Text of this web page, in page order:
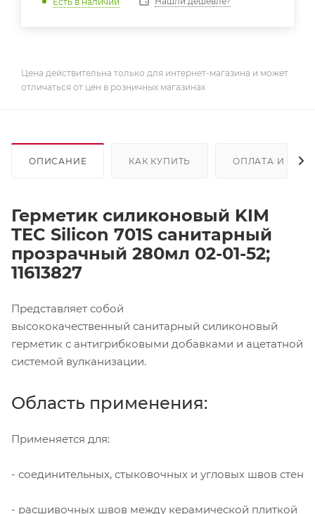
Цена действительна только для интернет-магазина и может
отличаться от цен в розничных магазинах
ОПИСАНИЕ КАК КУПИТЬ ОПЛАТА И
Герметик силиконовый KIM
TEC Silicon 701S санитарный
прозрачный 280мл 02-01-52;
11613827
Представляет собой
высококачественный санитарный силиконовый
герметик с антигрибковыми добавками и ацетатной
системой вулканизации.
Область применения:
Применяется для:
- соединительных, стыковочных и угловых швов стен
- расшивочных швов между керамической плиткой